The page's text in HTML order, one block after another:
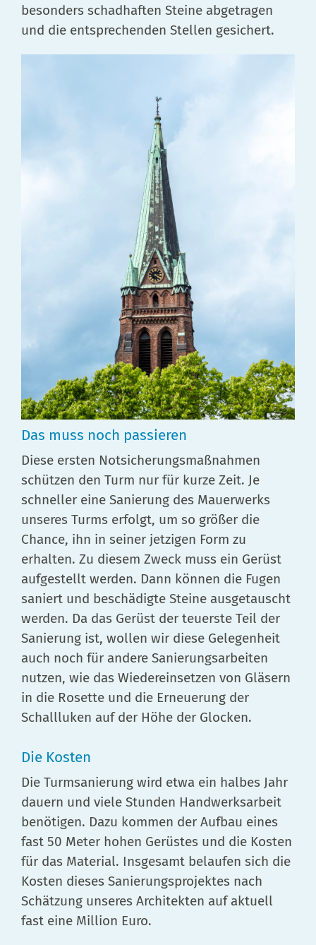
besonders schadhaften Steine abgetragen
und die entsprechenden Stellen gesichert.
Das muss noch passieren
Diese ersten Notsicherungsmaßnahmen
schützen den Turm nur für kurze Zeit. Je
schneller eine Sanierung des Mauerwerks
unseres Turms erfolgt, um so größer die
Chance, ihn in seiner jetzigen Form zu
erhalten. Zu diesem Zweck muss ein Gerüst
aufgestellt werden. Dann können die Fugen
saniert und beschädigte Steine ausgetauscht
werden. Da das Gerüst der teuerste Teil der
Sanierung ist, wollen wir diese Gelegenheit
auch noch für andere Sanierungsarbeiten
nutzen, wie das Wiedereinsetzen von Gläsern
in die Rosette und die Erneuerung der
Schallluken auf der Höhe der Glocken.
Die Kosten
Die Turmsanierung wird etwa ein halbes Jahr
dauern und viele Stunden Handwerksarbeit
benötigen. Dazu kommen der Aufbau eines
fast 50 Meter hohen Gerüstes und die Kosten
für das Material. Insgesamt belaufen sich die
Kosten dieses Sanierungsprojektes nach
Schätzung unseres Architekten auf aktuell
fast eine Million Euro.